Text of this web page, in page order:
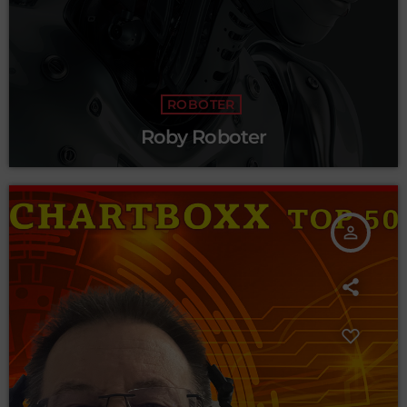
ROBOTER
Roby Roboter
person_outline